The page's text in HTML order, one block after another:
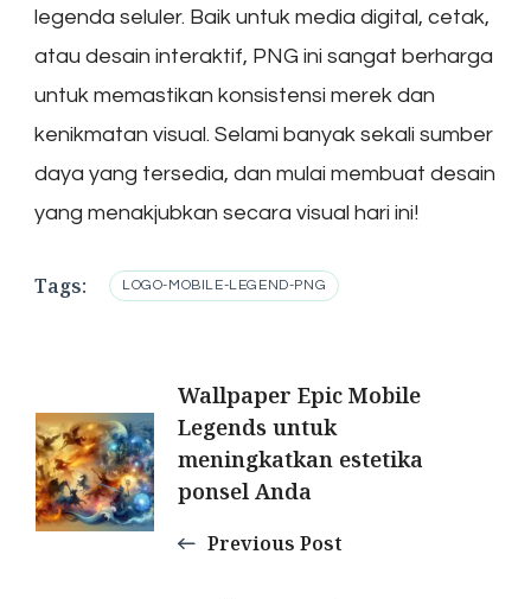
legenda seluler. Baik untuk media digital, cetak,
atau desain interaktif, PNG ini sangat berharga
untuk memastikan konsistensi merek dan
kenikmatan visual. Selami banyak sekali sumber
daya yang tersedia, dan mulai membuat desain
yang menakjubkan secara visual hari ini!
Tags: LOGO-MOBILE-LEGEND-PNG
Post
Navigation
Wallpaper Epic Mobile
Legends untuk
meningkatkan estetika
ponsel Anda
Previous Post